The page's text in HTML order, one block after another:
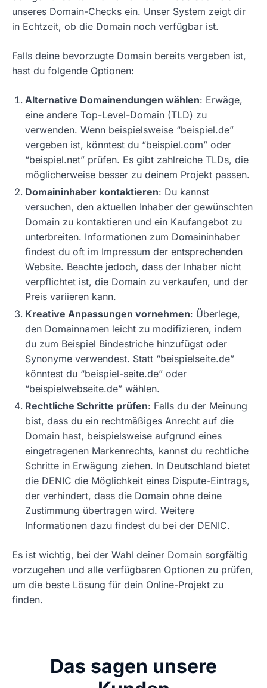
unseres Domain-Checks ein. Unser System zeigt dir
in Echtzeit, ob die Domain noch verfügbar ist.
Falls deine bevorzugte Domain bereits vergeben ist,
hast du folgende Optionen:
Alternative Domainendungen wählen: Erwäge,
eine andere Top-Level-Domain (TLD) zu
verwenden. Wenn beispielsweise “beispiel.de”
vergeben ist, könntest du “beispiel.com” oder
“beispiel.net” prüfen. Es gibt zahlreiche TLDs, die
möglicherweise besser zu deinem Projekt passen.
Domaininhaber kontaktieren: Du kannst
versuchen, den aktuellen Inhaber der gewünschten
Domain zu kontaktieren und ein Kaufangebot zu
unterbreiten. Informationen zum Domaininhaber
findest du oft im Impressum der entsprechenden
Website. Beachte jedoch, dass der Inhaber nicht
verpflichtet ist, die Domain zu verkaufen, und der
Preis variieren kann.
Kreative Anpassungen vornehmen: Überlege,
den Domainnamen leicht zu modifizieren, indem
du zum Beispiel Bindestriche hinzufügst oder
Synonyme verwendest. Statt “beispielseite.de”
könntest du “beispiel-seite.de” oder
“beispielwebseite.de” wählen.
Rechtliche Schritte prüfen: Falls du der Meinung
bist, dass du ein rechtmäßiges Anrecht auf die
Domain hast, beispielsweise aufgrund eines
eingetragenen Markenrechts, kannst du rechtliche
Schritte in Erwägung ziehen. In Deutschland bietet
die DENIC die Möglichkeit eines Dispute-Eintrags,
der verhindert, dass die Domain ohne deine
Zustimmung übertragen wird. Weitere
Informationen dazu findest du bei der DENIC.
Es ist wichtig, bei der Wahl deiner Domain sorgfältig
vorzugehen und alle verfügbaren Optionen zu prüfen,
um die beste Lösung für dein Online-Projekt zu
finden.
Das sagen unsere